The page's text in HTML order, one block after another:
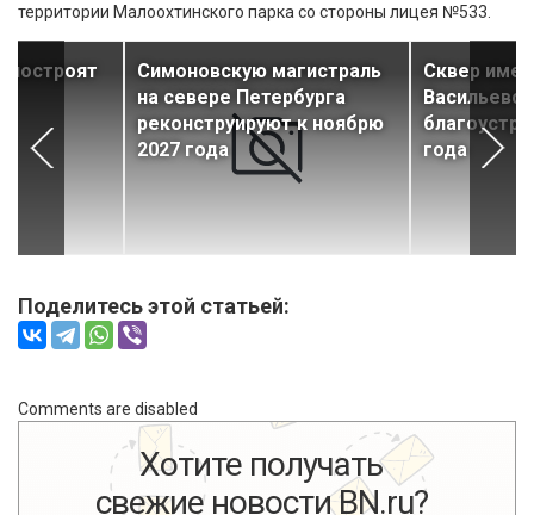
территории Малоохтинского парка со стороны лицея №533.
построят
Симоновскую магистраль
на севере Петербурга
реконструируют к ноябрю
2027 года
Сквер
года
Поделитесь этой статьей:
Comments are disabled
Хотите получать
свежие новости BN.ru?